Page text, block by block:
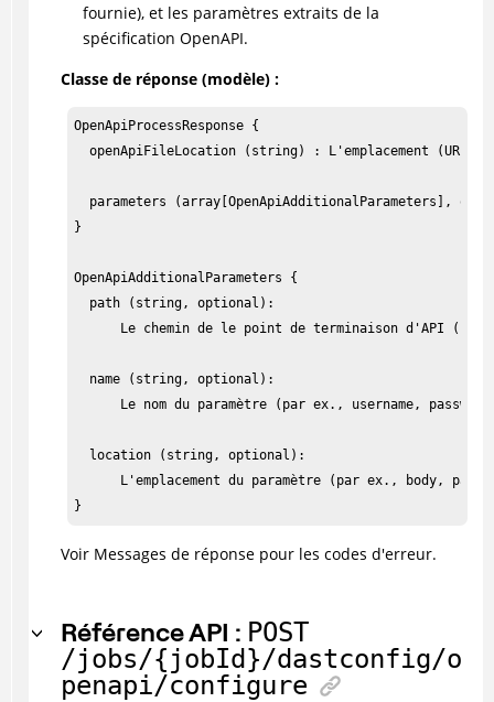
fournie), et les paramètres extraits de la
spécification OpenAPI.
Classe de réponse (modèle) :
OpenApiProcessResponse {
openApiFileLocation (string) : L'emplacement (URL
parameters (array[OpenApiAdditionalParameters],
}
OpenApiAdditionalParameters {
  path (string, optional):
Le chemin de le point de terminaison d'API (par
  name (string, optional):
Le nom du paramètre (par ex., username,
  location (string, optional):
L'emplacement du paramètre (par ex., body, path,
}
Voir Messages de réponse pour les codes d'erreur.
Référence API : POST
/jobs/{jobId}/dastconfig/o
penapi/configure